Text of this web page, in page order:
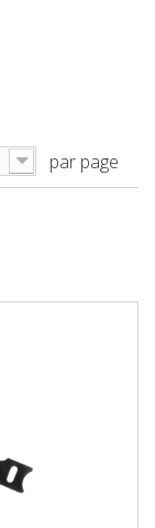
par page